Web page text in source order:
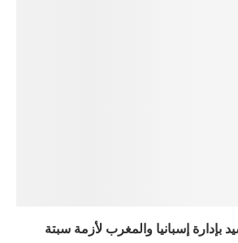
بإدارة إسبانيا والمغرب لأزمة سبتة